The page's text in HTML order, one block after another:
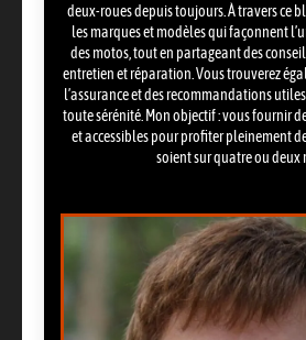
deux-roues depuis toujours. À travers ce
les marques et modèles qui façonnent
des motos, tout en partageant des
entretien et réparation. Vous trouverez
l’assurance et des recommandations
toute sérénité. Mon objectif : vous fournir
et accessibles pour profiter pleinement
soient sur quatre ou deux